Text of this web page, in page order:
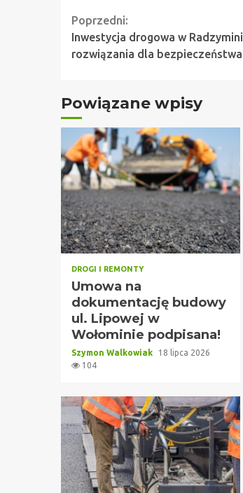
Continue
Reading
Poprzedni:
Inwestycja drogowa w
rozwiązania dla
Powiązane wpisy
DROGI I REMONTY
Umowa na
dokumentację budowy
ul. Lipowej w
Wołominie podpisana!
Szymon Walkowiak
18 lipca 2026
104